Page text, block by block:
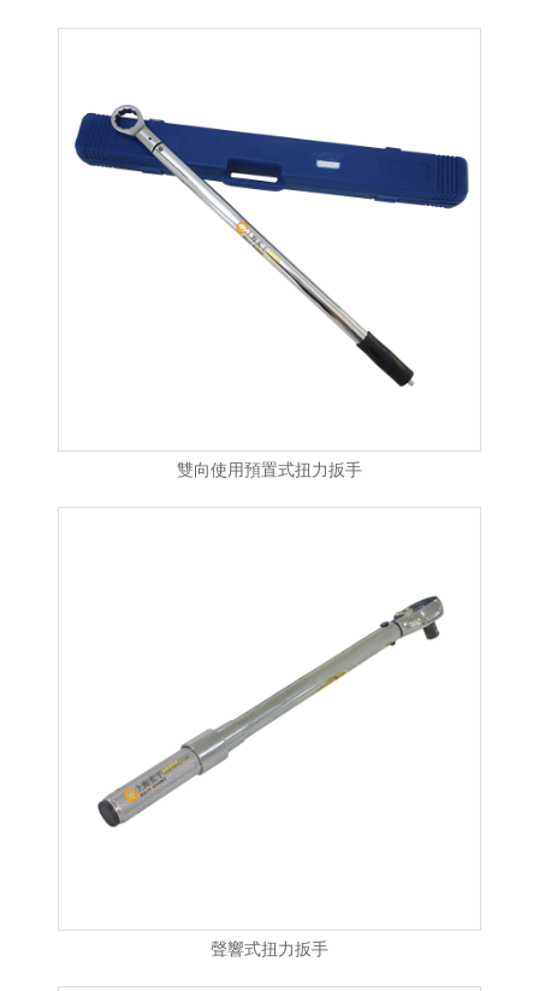
雙向使用預置式扭力扳手
聲響式扭力扳手